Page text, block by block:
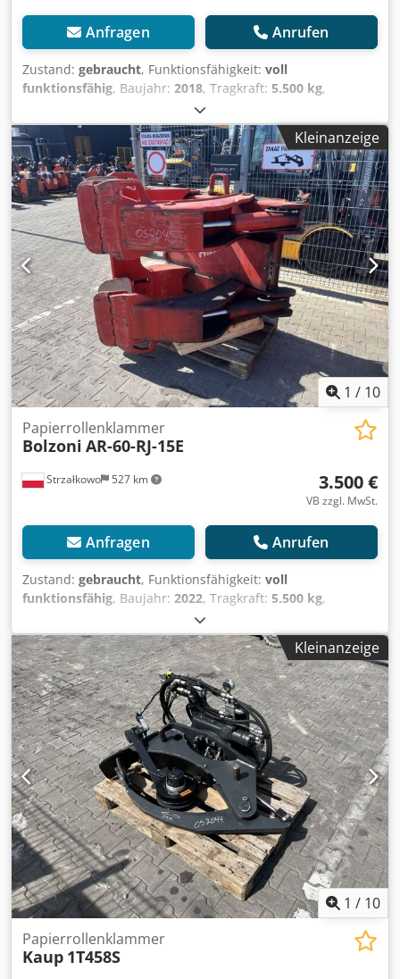
Anfragen Anrufen
Zustand: gebraucht, Funktionsfähigkeit: voll
funktionsfähig, Baujahr: 2018, Tragkraft: 5.500 kg,
Papierrollenklammer Lastschwerpunkt: 760 ISO Klasse: ISO
Klasse 4 = 5.000 - 10.000 kg Csdpfezlvmhox Aqterf Zustand:
Einsatzbereit und voll funktionsfähig Zustand Technisch:
gut Beschreibung: Year 2018 ISO 4A (61 cm) Capacity 5500
kg Opening range 500-1520 mm Width 930 mm Rotator
180° ID OS2046
Kleinanzeige
1 / 10
Strzałkowo 527 km
Papierrollenklammer
Bolzoni AR-60-RJ-15E
3.500 €
VB zzgl. MwSt.
Anfragen Anrufen
Zustand: gebraucht, Funktionsfähigkeit: voll
funktionsfähig, Baujahr: 2022, Tragkraft: 5.500 kg,
Papierrollenklammer Codpfjzllxgsx Aqtorf
Lastschwerpunkt: 760 ISO Klasse: ISO Klasse 4 = 5.000 -
10.000 kg Zustand: Einsatzbereit und voll funktionsfähig
Zustand Technisch: gut Beschreibung: Year 2022 ISO 4A
(61 cm) Capacity 5500 kg Rotator 180° Opening range 500-
1520 mm Width 930 mm ID OS2045
Kleinanzeige
1 / 10
Papierrollenklammer
Kaup 1T458S